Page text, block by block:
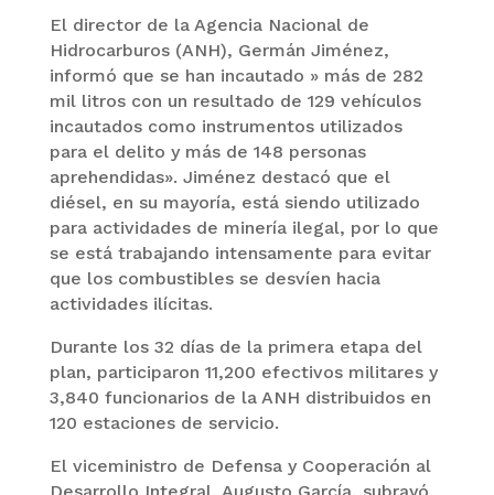
El director de la Agencia Nacional de
Hidrocarburos (ANH), Germán Jiménez,
informó que se han incautado » más de 282
mil litros con un resultado de 129 vehículos
incautados como instrumentos utilizados
para el delito y más de 148 personas
aprehendidas». Jiménez destacó que el
diésel, en su mayoría, está siendo utilizado
para actividades de minería ilegal, por lo que
se está trabajando intensamente para evitar
que los combustibles se desvíen hacia
actividades ilícitas.
Durante los 32 días de la primera etapa del
plan, participaron 11,200 efectivos militares y
3,840 funcionarios de la ANH distribuidos en
120 estaciones de servicio.
El viceministro de Defensa y Cooperación al